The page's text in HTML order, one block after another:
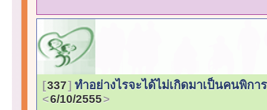
337 ทำอย่างไรจะได้ไม่เกิดมาเป็นคนพิก
6/10/2555